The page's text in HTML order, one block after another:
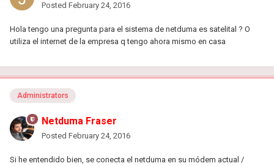
Posted February 24, 2016
Hola tengo una pregunta para el sistema de netduma es satelital ? O
utiliza el internet de la empresa q tengo ahora mismo en casa
Administrators
Netduma Fraser
Posted February 24, 2016
Si he entendido bien, se conecta el netduma en su módem actual /